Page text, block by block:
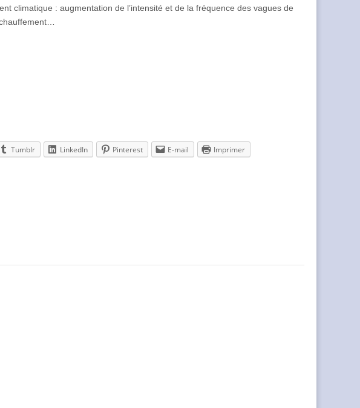
climatique : augmentation de l’intensité et de la fréquence des vagues de
Tumblr LinkedIn Pinterest E-mail Imprimer